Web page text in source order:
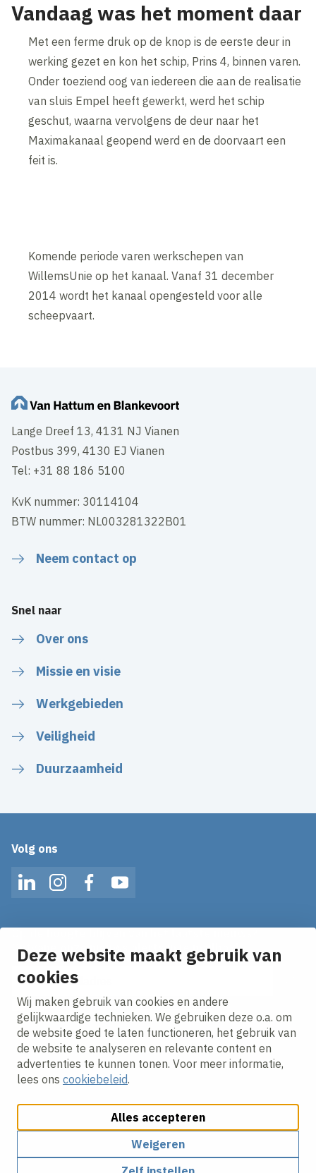
Deze website maakt gebruik van
cookies
Wij maken gebruik van cookies en andere
gelijkwaardige technieken. We gebruiken deze o.a. om
de website goed te laten functioneren, het gebruik van
de website te analyseren en relevante content en
advertenties te kunnen tonen. Voor meer informatie,
lees ons cookiebeleid.
Alles accepteren
Weigeren
Vandaag was het moment daar
Met een ferme druk op de knop is de eerste deur in
werking gezet en kon het schip, Prins 4, binnen varen.
Onder toeziend oog van iedereen die aan de realisatie
van sluis Empel heeft gewerkt, werd het schip
geschut, waarna vervolgens de deur naar het
Maximakanaal geopend werd en de doorvaart een
feit is.
Komende periode varen werkschepen van
WillemsUnie op het kanaal. Vanaf 31 december
2014 wordt het kanaal opengesteld voor alle
scheepvaart.
Lange Dreef 13, 4131 NJ Vianen
Postbus 399, 4130 EJ Vianen
Tel: +31 88 186 5100
KvK nummer: 30114104
BTW nummer: NL003281322B01
Neem contact op
Snel naar
Over ons
Missie en visie
Werkgebieden
Veiligheid
Duurzaamheid
Volg ons
LinkedInInstagramFacebookYouTube
Ontvang onze nieuws alerts in je mailbox!
E-mailadres
Ik ga akkoord met hetprivacy statement.
Cookies aanpassenCookie beleidPrivacy policy